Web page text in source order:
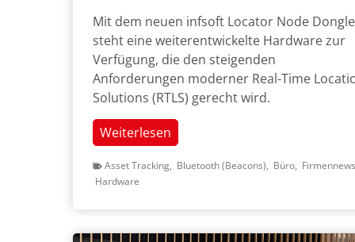
Mit dem neuen infsoft Locator Node Dongle
steht eine weiterentwickelte Hardware zur
Verfügung, die den steigenden
Anforderungen moderner Real-Time
Solutions (RTLS) gerecht wird.
Weiterlesen
Der
neue
Locator
Asset Tracking, Bluetooth (Beacons), Büro, Firmennews
Hardware